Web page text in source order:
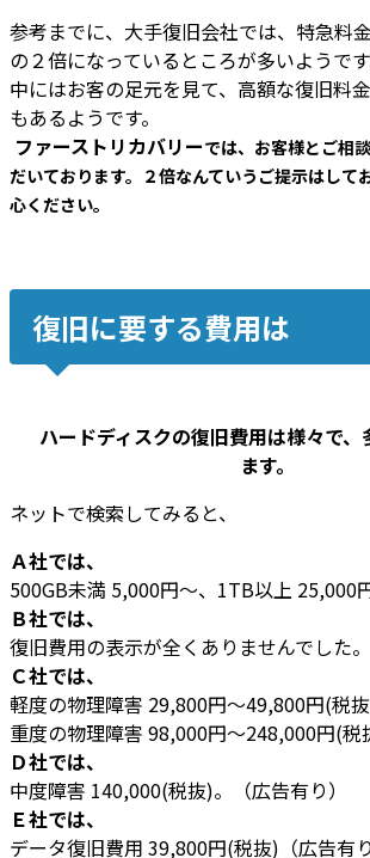
参考までに、大手復旧会社では、特急料
の２倍になっているところが多いようです
中にはお客の足元を見て、高額な復旧料
もあるようです。
ファーストリカバリーでは、お客様とご相
だいております。２倍なんていうご提示はして
心ください。
復旧に要する費用は
ハードディスクの復旧費用は様々で
ます。
ネットで検索してみると、
Ａ社では、
500GB未満 5,000円～、1TB以上 25,000
Ｂ社では、
復旧費用の表示が全くありませんでした。
Ｃ社では、
軽度の物理障害 29,800円～49,800円(税抜
重度の物理障害 98,000円～248,000円(税
Ｄ社では、
中度障害 140,000(税抜)。（広告有り）
Ｅ社では、
データ復旧費用 39,800円(税抜)（広告有り